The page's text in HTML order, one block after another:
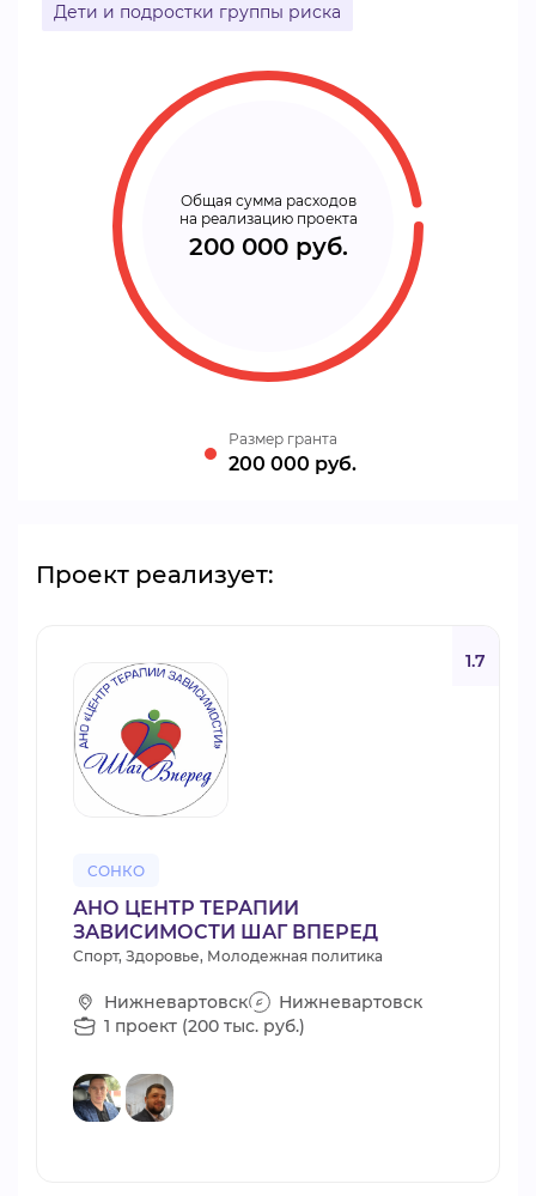
Дети и подростки группы риска
Общая сумма расходов
на реализацию проекта
200 000 руб.
Размер гранта
200 000 руб.
Проект реализует:
СОНКО
1.7
АНО ЦЕНТР ТЕРАПИИ
ЗАВИСИМОСТИ ШАГ ВПЕРЕД
Спорт, Здоровье, Молодежная политика
Нижневартовск
Нижневартовск
1 проект (200 тыс. руб.)